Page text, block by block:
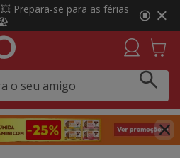
💥 Prepara-se para as férias